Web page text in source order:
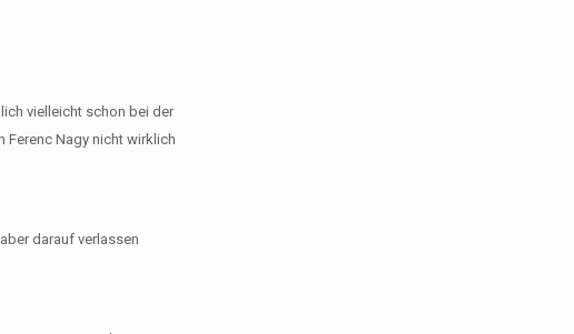
vielleicht schon bei der
Ferenc Nagy nicht wirklich
darauf verlassen